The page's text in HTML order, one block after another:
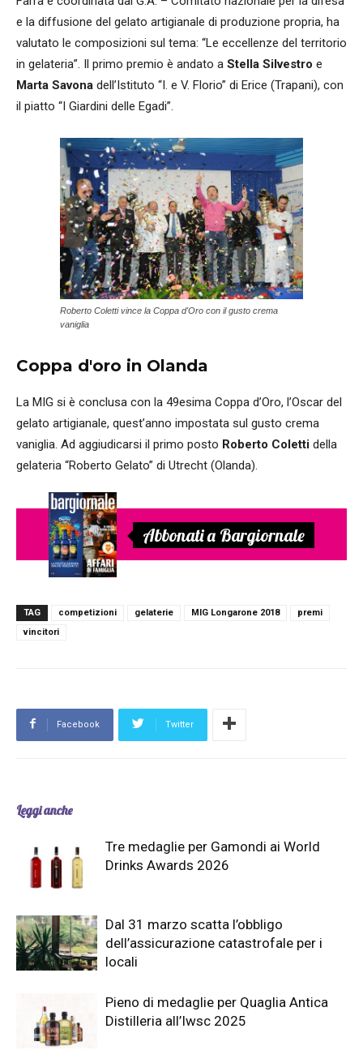
e la diffusione del gelato artigianale di produzione propria, ha
valutato le composizioni sul tema: “Le eccellenze del territorio
in gelateria”. Il primo premio è andato a Stella Silvestro e
Marta Savona dell’Istituto “I. e V. Florio” di Erice (Trapani), con
il piatto “I Giardini delle Egadi”.
Roberto Coletti vince la Coppa d'Oro con il gusto crema
vaniglia
Coppa d'oro in Olanda
La MIG si è conclusa con la 49esima Coppa d’Oro, l’Oscar del
gelato artigianale, quest’anno impostata sul gusto crema
vaniglia. Ad aggiudicarsi il primo posto Roberto Coletti della
gelateria “Roberto Gelato” di Utrecht (Olanda).
Abbonati a Bargiornale
TAG competizioni gelaterie MIG Longarone 2018
premi
vincitori
Facebook Twitter
Leggi anche
Tre medaglie per Gamondi ai World
Drinks Awards 2026
Dal 31 marzo scatta l’obbligo
dell’assicurazione catastrofale per i
locali
Pieno di medaglie per Quaglia Antica
Distilleria all’Iwsc 2025